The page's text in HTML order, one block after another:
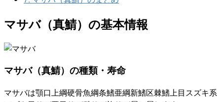
マサバ（真鯖）の基本情報
マサバ（真鯖）の種類・寿命
マサバは顎口上綱硬骨魚綱条鰭亜綱新鰭区棘鰭上目スズキ系